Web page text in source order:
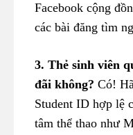
Facebook cộng
các bài đăng tìm
3. Thẻ sinh viên
đãi không? Có!
Student ID hợp lệ
tâm thể thao như